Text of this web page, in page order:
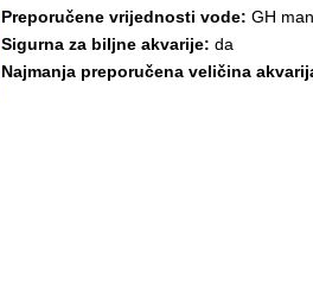
Preporučene vrijednosti vode: GH
Sigurna za biljne akvarije: da
Najmanja preporučena veličina